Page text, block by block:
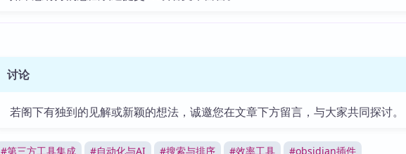
讨论
若阁下有独到的见解或新颖的想法，诚邀您在文章下方留言，与大家共同探讨。
#第三方工具集成 #自动化与AI #搜索与排序 #效率工具 #obsidian插件